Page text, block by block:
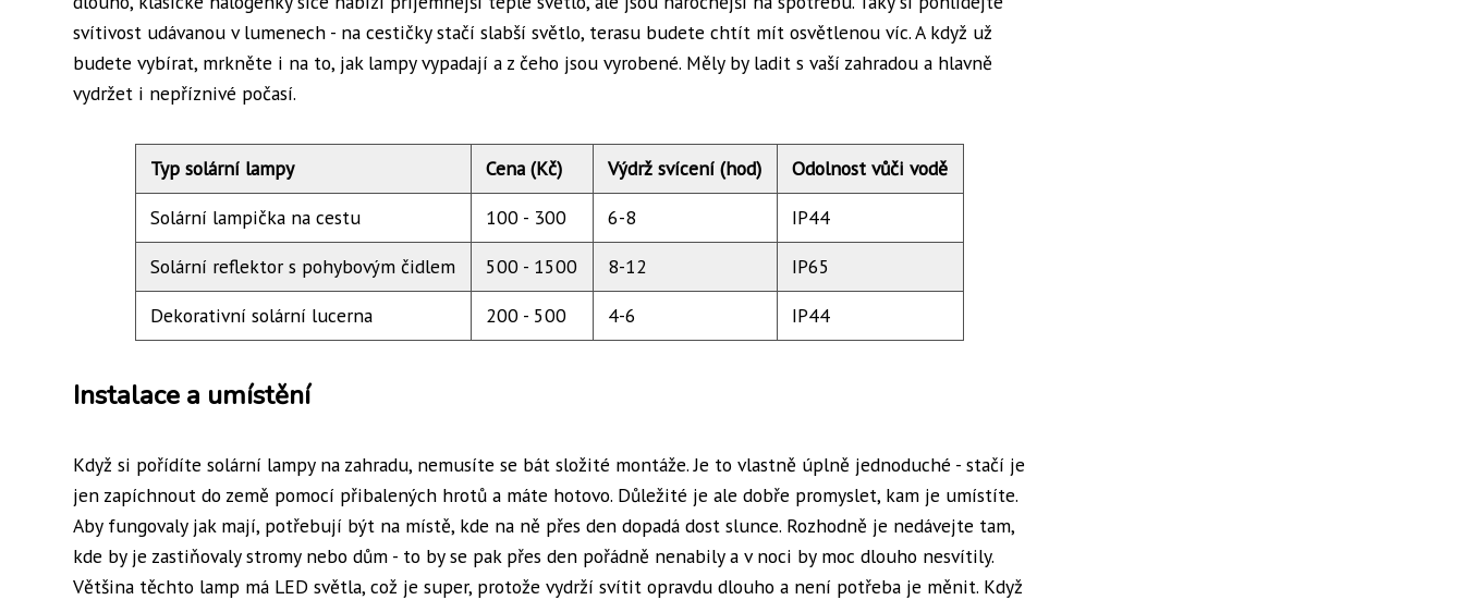
svítivost udávanou v lumenech - na cestičky stačí slabší světlo, terasu budete chtít mít osvětlenou víc. A když už
budete vybírat, mrkněte i na to, jak lampy vypadají a z čeho jsou vyrobené. Měly by ladit s vaší zahradou a hlavně
vydržet i nepříznivé počasí.
Typ solární lampy Cena (Kč) Výdrž svícení (hod)
Odolnost vůči vodě
Solární lampička na cestu
100 - 300 6-8
IP44
Solární reflektor s pohybovým čidlem
500 - 1500 8-12
IP65
Dekorativní solární lucerna
200 - 500 4-6 IP44
Instalace a umístění
Když si pořídíte solární lampy na zahradu, nemusíte se bát složité montáže. Je to vlastně úplně jednoduché - stačí je
jen zapíchnout do země pomocí přibalených hrotů a máte hotovo. Důležité je ale dobře promyslet, kam je umístíte.
Aby fungovaly jak mají, potřebují být na místě, kde na ně přes den dopadá dost slunce. Rozhodně je nedávejte tam,
kde by je zastiňovaly stromy nebo dům - to by se pak přes den pořádně nenabily a v noci by moc dlouho nesvítily.
Většina těchto lamp má LED světla, což je super, protože vydrží svítit opravdu dlouho a není potřeba je měnit. Když